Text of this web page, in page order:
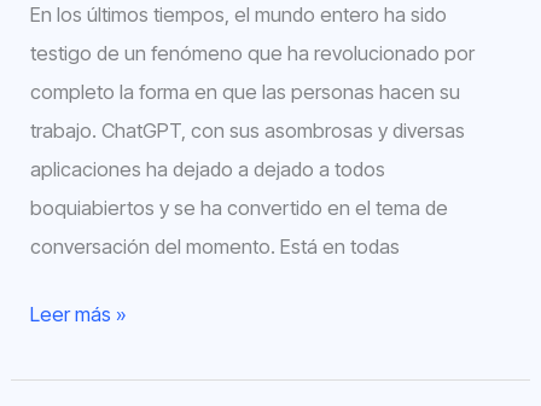
En los últimos tiempos, el mundo entero ha sido
testigo de un fenómeno que ha revolucionado por
completo la forma en que las personas hacen su
trabajo. ChatGPT, con sus asombrosas y diversas
aplicaciones ha dejado a dejado a todos
boquiabiertos y se ha convertido en el tema de
conversación del momento. Está en todas
Leer más »